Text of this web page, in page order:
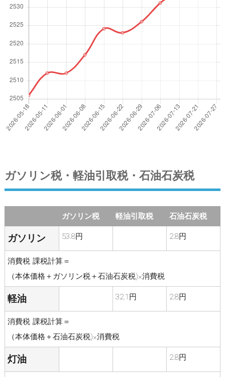
ガソリン税・軽油引取税・石油石炭税
ガソリン税 軽油引取税 石油石炭税
ガソリン 53.8円 2.8円
消費税 課税計算＝
（本体価格＋ガソリン税＋石油石炭税)×消費税
軽油 32.1円 2.8円
消費税 課税計算＝
（本体価格＋石油石炭税)×消費税
灯油 2.8円